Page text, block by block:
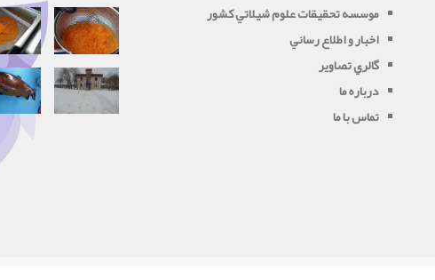
موسسه تحقيقات علوم شيلاتي کشور
اخبار و اطلاع رساني
گالري تصاوير
درباره ما
تماس با ما